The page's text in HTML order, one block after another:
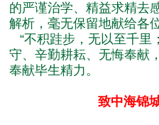
的严谨治学、精益求精去
解析，毫无保留地献给各
“不积跬步，无以至千里
守、辛勤耕耘、无悔奉献
奉献毕生精力。
致中海锦